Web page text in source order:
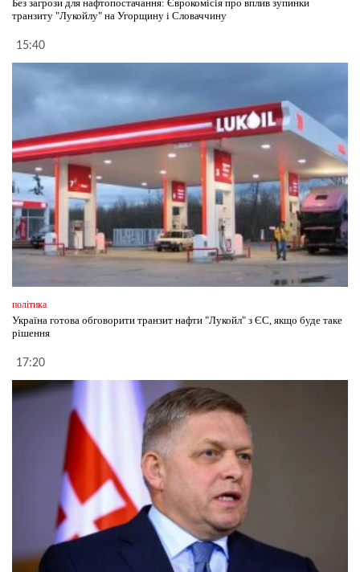
Без загрози для нафтопостачання: Єврокомісія про вплив зупинки
транзиту "Лукойлу" на Угорщину і Словаччину
15:40
політика
Україна готова обговорити транзит нафти "Лукойл" з ЄС, якщо буде таке
рішення
17:20